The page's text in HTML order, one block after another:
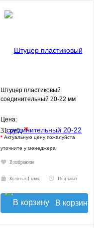
Штуцер пластиковый
соединительный 20-22 мм
Цена:
31 руб.*
* Актуальную цену пожалуйста
уточните у менеджера
В избранное
Купить в 1 клик Под заказ
В корзину